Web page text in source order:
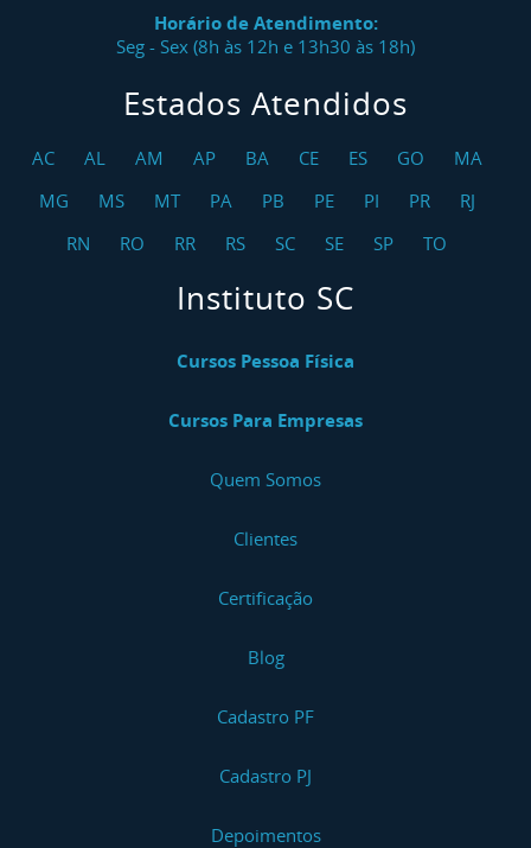
Horário de Atendimento:
Seg - Sex (8h às 12h e 13h30 às 18h)
Estados Atendidos
AC AL AM AP BA CE ES GO
MA
MG
MS MT PA PB PE PI PR
RJ
RN
RO RR RS SC SE SP TO
Instituto SC
Cursos Pessoa Física
Cursos Para Empresas
Quem Somos
Clientes
Certificação
Blog
Cadastro PF
Cadastro PJ
Depoimentos